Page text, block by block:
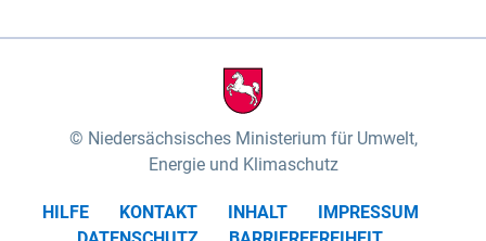
Niedersächsisches Ministerium für Umwelt,
Energie und Klimaschutz
HILFE KONTAKT INHALT
IMPRESSUM